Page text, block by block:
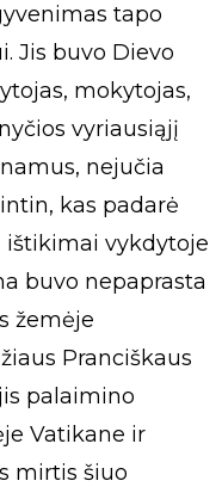
tapo
Jis buvo Dievo
mokytojas,
vyriausiąjį
nejučia
kas padarė
ištikimai vykdytoje
buvo nepaprasta
žemėje
Pranciškaus
palaimino
Vatikane ir
mirtis šiuo